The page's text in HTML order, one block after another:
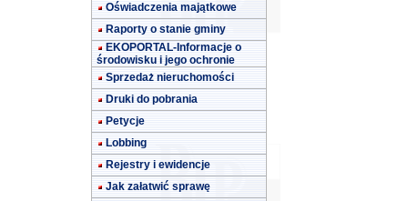
Oświadczenia majątkowe
Raporty o stanie gminy
EKOPORTAL-Informacje o
środowisku i jego ochronie
Sprzedaż nieruchomości
Druki do pobrania
Petycje
Lobbing
Rejestry i ewidencje
Jak załatwić sprawę